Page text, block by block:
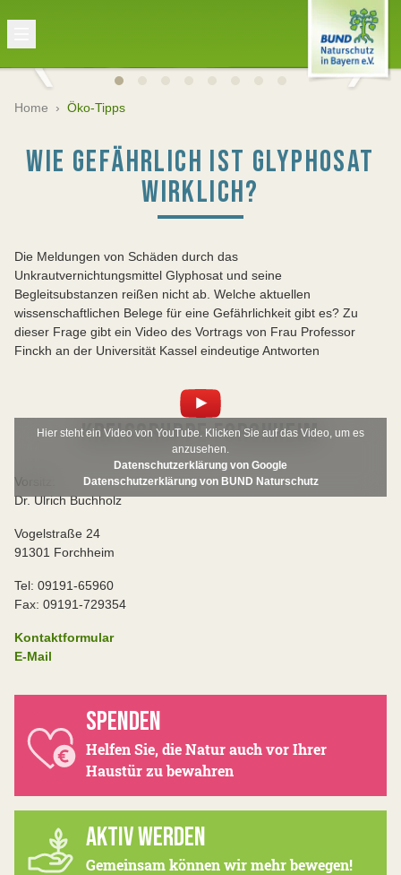
Home › Öko-Tipps
WIE GEFÄHRLICH IST GLYPHOSAT
WIRKLICH?
Die Meldungen von Schäden durch das
Unkrautvernichtungsmittel Glyphosat und seine
Begleitsubstanzen reißen nicht ab. Welche aktuellen
wissenschaftlichen Belege für eine Gefährlichkeit gibt es? Zu
dieser Frage gibt ein Video des Vortrags von Frau Professor
Finckh an der Universität Kassel eindeutige Antworten
Hier steht ein Video von YouTube. Klicken Sie auf das Video, um es
anzusehen.
Datenschutzerklärung von Google
Datenschutzerklärung von BUND Naturschutz
KREISGRUPPE FORCHHEIM
Vorsitz:
Dr. Ulrich Buchholz
Vogelstraße 24
91301 Forchheim
Tel: 09191-65960
Fax: 09191-729354
Kontaktformular
E-Mail
SPENDEN
Helfen Sie, die Natur auch vor Ihrer
Haustür zu bewahren
AKTIV WERDEN
Gemeinsam können wir mehr bewegen!